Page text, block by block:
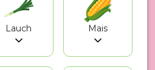
Lauch Mais